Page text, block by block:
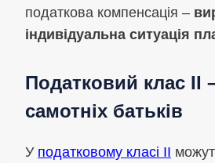
податкова компенсація –
індивідуальна ситуація
Податковий клас II
самотніх батьків
У податковому класі II